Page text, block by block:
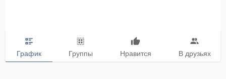
График Группы Нравится В друзьях